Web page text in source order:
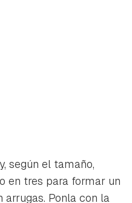
según el tamaño,
en tres para formar un
Ponla con la